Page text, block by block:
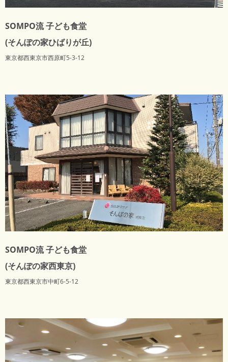
SOMPO流 子ども食堂
(そんぽの家ひばりが丘)
東京都西東京市西原町5-3-12
SOMPO流 子ども食堂
(そんぽの家西東京)
東京都西東京市中町6-5-12